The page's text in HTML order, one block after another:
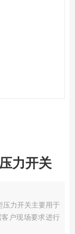
力开关
压力开关主要用于
户现场要求进行